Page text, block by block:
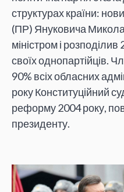
структурах країни:
(ПР) Януковича
міністром і
своїх однопартійців.
90% всіх обласних
року Конституційний
реформу 2004 року,
президенту.